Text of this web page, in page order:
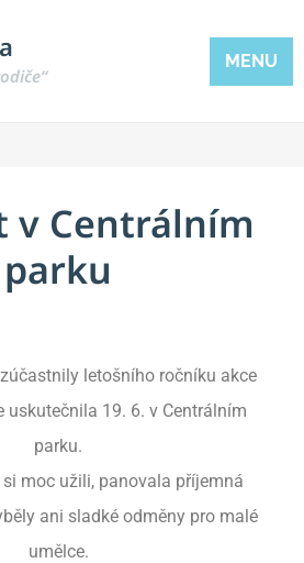
MENU
v Centrálním
parku
letošního ročníku akce
uskutečnila 19. 6. v Centrálním
parku.
moc užili, panovala příjemná
ani sladké odměny pro malé
umělce.